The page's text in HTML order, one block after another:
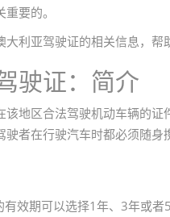
要的。
利亚驾驶证的相关信息，帮
驶证：简介
地区合法驾驶机动车辆的
者在行驶汽车时都必须随身
效期可以选择1年、3年或者